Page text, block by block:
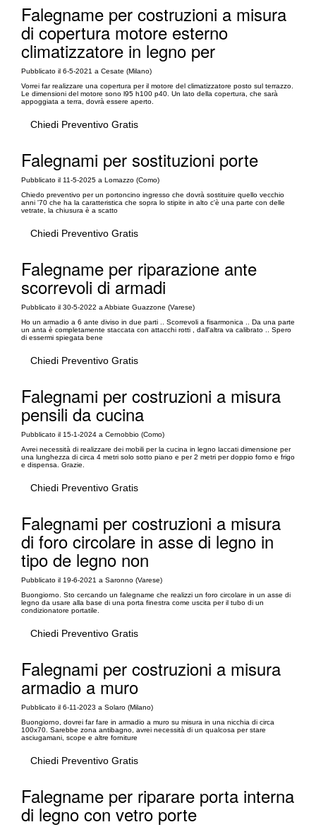
Falegname per costruzioni a misura
di copertura motore esterno
climatizzatore in legno per
Pubblicato il 6-5-2021 a Cesate (Milano)
Vorrei far realizzare una copertura per il motore del climatizzatore posto sul terrazzo.
Le dimensioni del motore sono l95 h100 p40. Un lato della copertura, che sarà
appoggiata a terra, dovrà essere aperto.
Chiedi Preventivo Gratis
Falegnami per sostituzioni porte
Pubblicato il 11-5-2025 a Lomazzo (Como)
Chiedo preventivo per un portoncino ingresso che dovrà sostituire quello vecchio
anni '70 che ha la caratteristica che sopra lo stipite in alto c'è una parte con delle
vetrate, la chiusura è a scatto
Chiedi Preventivo Gratis
Falegname per riparazione ante
scorrevoli di armadi
Pubblicato il 30-5-2022 a Abbiate Guazzone (Varese)
Ho un armadio a 6 ante diviso in due parti .. Scorrevoli a fisarmonica .. Da una parte
un anta è completamente staccata con attacchi rotti , dall'altra va calibrato .. Spero
di essermi spiegata bene
Chiedi Preventivo Gratis
Falegnami per costruzioni a misura
pensili da cucina
Pubblicato il 15-1-2024 a Cernobbio (Como)
Avrei necessità di realizzare dei mobili per la cucina in legno laccati dimensione per
una lunghezza di circa 4 metri solo sotto piano e per 2 metri per doppio forno e frigo
e dispensa. Grazie.
Chiedi Preventivo Gratis
Falegnami per costruzioni a misura
di foro circolare in asse di legno in
tipo de legno non
Pubblicato il 19-6-2021 a Saronno (Varese)
Buongiorno. Sto cercando un falegname che realizzi un foro circolare in un asse di
legno da usare alla base di una porta finestra come uscita per il tubo di un
condizionatore portatile.
Chiedi Preventivo Gratis
Falegnami per costruzioni a misura
armadio a muro
Pubblicato il 6-11-2023 a Solaro (Milano)
Buongiorno, dovrei far fare in armadio a muro su misura in una nicchia di circa
100x70. Sarebbe zona antibagno, avrei necessità di un qualcosa per stare
asciugamani, scope e altre forniture
Chiedi Preventivo Gratis
Falegname per riparare porta interna
di legno con vetro porte